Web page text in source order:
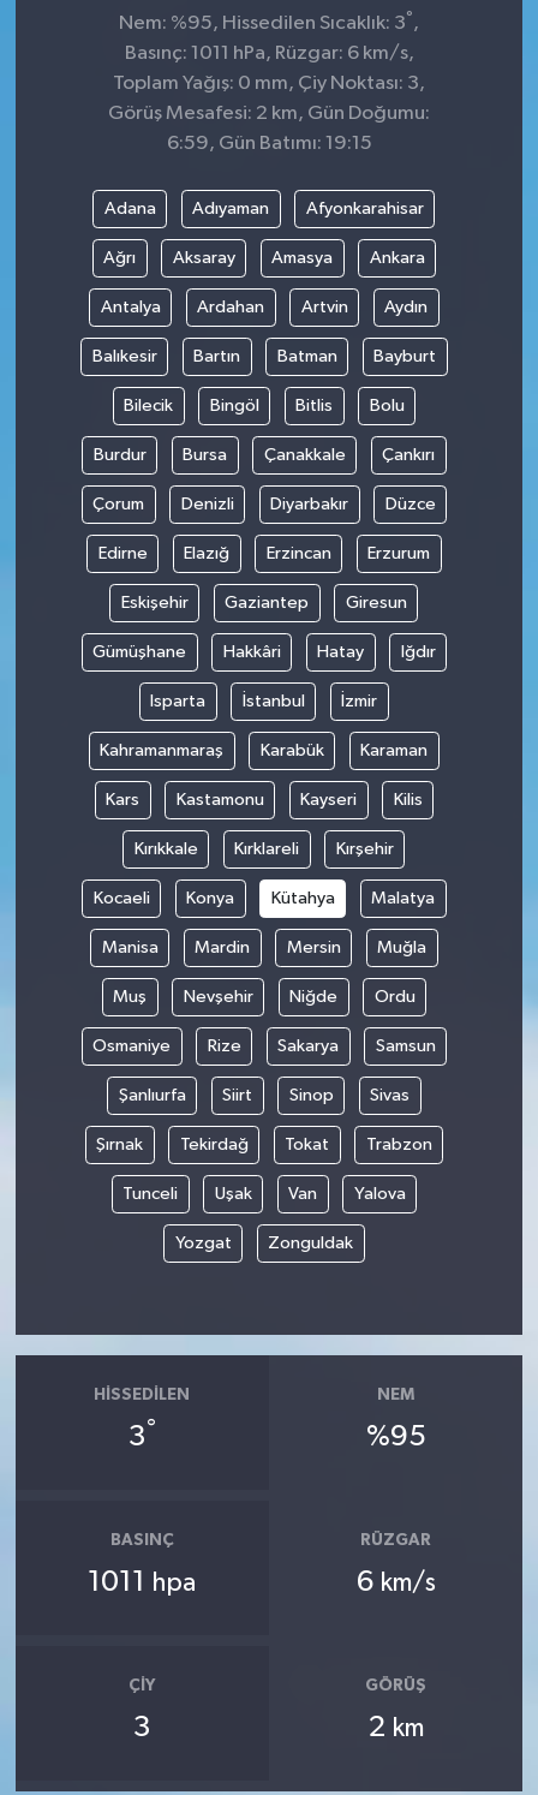
Nem: %95, Hissedilen Sıcaklık: 3° ,
Basınç: 1011 hPa, Rüzgar: 6 km/s,
Toplam Yağış: 0 mm, Çiy Noktası: 3,
Görüş Mesafesi: 2 km, Gün Doğumu:
6:59, Gün Batımı: 19:15
Adana Adıyaman Afyonkarahisar
Ağrı Aksaray Amasya Ankara
Antalya Ardahan Artvin Aydın
Balıkesir Bartın Batman Bayburt
Bilecik Bingöl Bitlis Bolu
Burdur Bursa Çanakkale Çankırı
Çorum Denizli Diyarbakır Düzce
Edirne Elazığ Erzincan Erzurum
Eskişehir Gaziantep Giresun
Gümüşhane Hakkâri Hatay Iğdır
Isparta İstanbul İzmir
Kahramanmaraş Karabük Karaman
Kars Kastamonu Kayseri Kilis
Kırıkkale Kırklareli Kırşehir
Kocaeli Konya Kütahya Malatya
Manisa Mardin Mersin Muğla
Muş Nevşehir Niğde Ordu
Osmaniye Rize Sakarya Samsun
Şanlıurfa Siirt Sinop Sivas
Şırnak Tekirdağ Tokat Trabzon
Tunceli Uşak Van Yalova
Yozgat Zonguldak
HISSEDILEN
3°
NEM
%95
BASINÇ
1011 hpa
RÜZGAR
6 km/s
ÇIY
3
GÖRÜŞ
2 km